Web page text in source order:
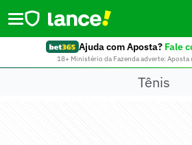
Ajuda com Aposta? Fale
18+ Ministério da Fazenda adverte:
Tênis